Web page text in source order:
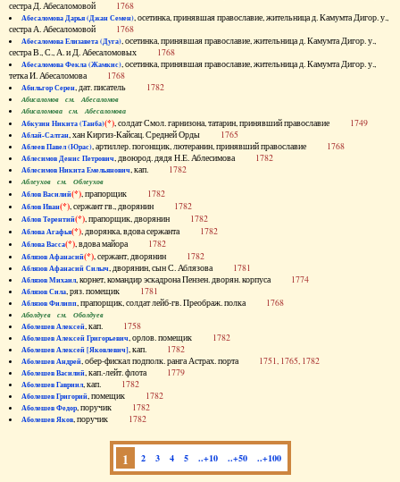
сестра Д. Абесаломовой 1768
Абесаломова Дарья (Джан Семен), осетинка, принявшая православие, жительница д. Камумта Дигор. у.,
сестра А. Абесаломовой 1768
Абесаломова Елизавета (Дуга), осетинка, принявшая православие, жительница д. Камумта Дигор. у.,
сестра В., С., А. и Д. Абесаломовых 1768
Абесаломова Фекла (Жамкис), осетинка, принявшая православие, жительница д. Камумта Дигор. у.,
тетка И. Абесаломова 1768
Абильгор Серен, дат. писатель 1782
Абисаломов см. Абесаломов
Абисаломова см. Абесаломова
Абкузин Никита (Танба)(*), солдат Смол. гарнизона, татарин, принявший православие 1749
Аблай-Салтан, хан Киргиз-Кайсац. Средней Орды 1765
Аблеев Павел (Юрас), артиллер. погонщик, лютеранин, принявший православие 1768
Аблесимов Денис Петрович, двоюрод. дядя Н.Е. Аблесимова 1782
Аблесимов Никита Емельянович, кап. 1782
Аблеухов см. Облеухов
Аблов Василий(*), прапорщик 1782
Аблов Иван(*), сержант гв., дворянин 1782
Аблов Терентий(*), прапорщик, дворянин 1782
Аблова Агафья(*), дворянка, вдова сержанта 1782
Аблова Васса(*), вдова майора 1782
Аблязов Афанасий(*), сержант, дворянин 1782
Аблязов Афанасий Силыч, дворянин, сын С. Аблязова 1781
Аблязов Михаил, корнет, командир эскадрона Пензен. дворян. корпуса 1774
Аблязов Сила, ряз. помещик 1781
Аблязов Филипп, прапорщик, солдат лейб-гв. Преображ. полка 1768
Аболдуев см. Оболдуев
Аболешев Алексей, кап. 1758
Аболешев Алексей Григорьевич, орлов. помещик 1782
Аболешев Алексей [Яковлевич], кап. 1782
Аболешев Андрей, обер-фискал подполк. ранга Астрах. порта 1751, 1765, 1782
Аболешев Василий, кап.-лейт. флота 1779
Аболешев Гавриил, кап. 1782
Аболешев Григорий, помещик 1782
Аболешев Федор, поручик 1782
Аболешев Яков, поручик 1782
1 2 3 4 5 ..+10 ..+50 ..+100